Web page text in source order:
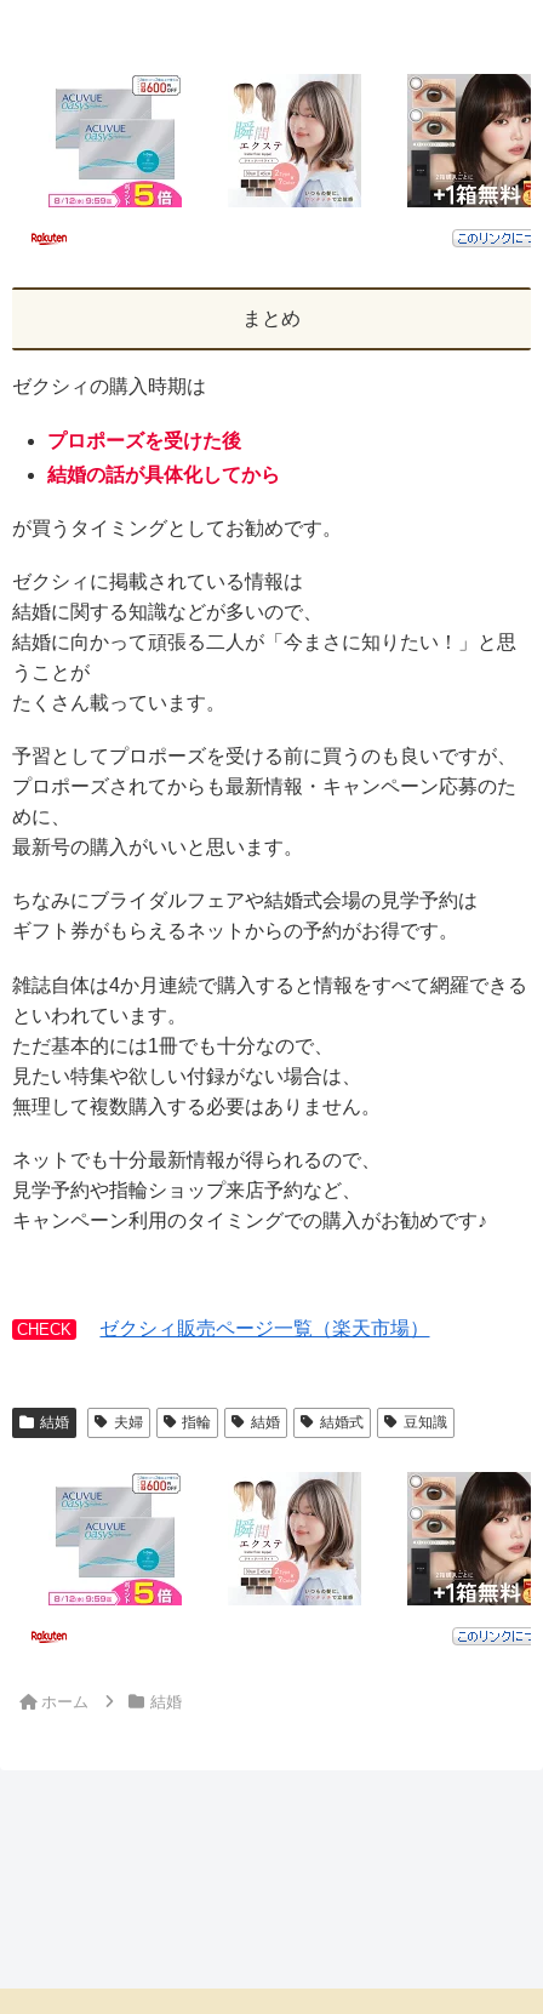
まとめ
ゼクシィの購入時期は
プロポーズを受けた後
結婚の話が具体化してから
が買うタイミングとしてお勧めです。
ゼクシィに掲載されている情報は
結婚に関する知識などが多いので、
結婚に向かって頑張る二人が「今まさに知りたい！」と思
うことが
たくさん載っています。
予習としてプロポーズを受ける前に買うのも良いですが、
プロポーズされてからも最新情報・キャンペーン応募のた
めに、
最新号の購入がいいと思います。
ちなみにブライダルフェアや結婚式会場の見学予約は
ギフト券がもらえるネットからの予約がお得です。
雑誌自体は4か月連続で購入すると情報をすべて網羅できる
といわれています。
ただ基本的には1冊でも十分なので、
見たい特集や欲しい付録がない場合は、
無理して複数購入する必要はありません。
ネットでも十分最新情報が得られるので、
見学予約や指輪ショップ来店予約など、
キャンペーン利用のタイミングでの購入がお勧めです♪
CHECK ゼクシィ販売ページ一覧（楽天市場）
結婚 夫婦 指輪 結婚 結婚式 豆知識
ホーム 結婚